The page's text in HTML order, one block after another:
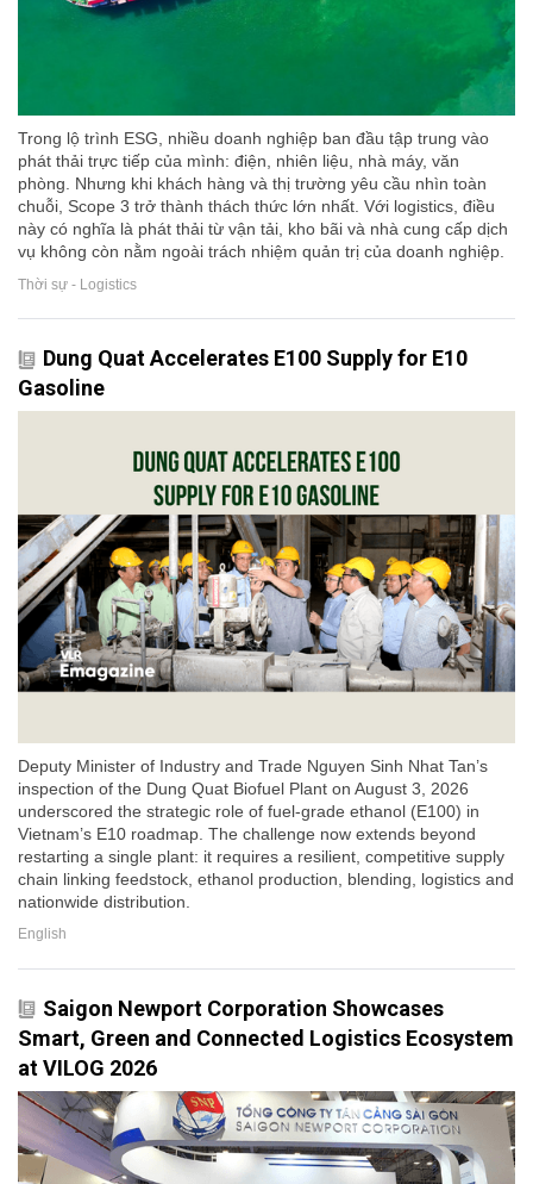
Trong lộ trình ESG, nhiều doanh nghiệp ban đầu tập trung vào
phát thải trực tiếp của mình: điện, nhiên liệu, nhà máy, văn
phòng. Nhưng khi khách hàng và thị trường yêu cầu nhìn toàn
chuỗi, Scope 3 trở thành thách thức lớn nhất. Với logistics, điều
này có nghĩa là phát thải từ vận tải, kho bãi và nhà cung cấp dịch
vụ không còn nằm ngoài trách nhiệm quản trị của doanh nghiệp.
Thời sự - Logistics
Dung Quat Accelerates E100 Supply for E10
Gasoline
Deputy Minister of Industry and Trade Nguyen Sinh Nhat Tan’s
inspection of the Dung Quat Biofuel Plant on August 3, 2026
underscored the strategic role of fuel-grade ethanol (E100) in
Vietnam’s E10 roadmap. The challenge now extends beyond
restarting a single plant: it requires a resilient, competitive supply
chain linking feedstock, ethanol production, blending, logistics and
nationwide distribution.
English
Saigon Newport Corporation Showcases
Smart, Green and Connected Logistics Ecosystem
at VILOG 2026